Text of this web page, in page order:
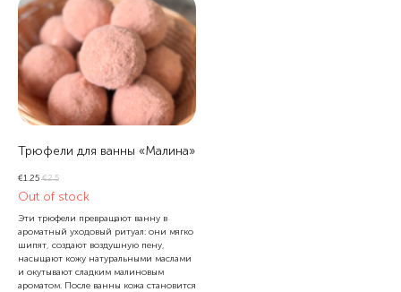
Трюфели для ванны «Малина»
€1.25 €2.5
Out of stock
Эти трюфели превращают ванну в
ароматный уходовый ритуал: они мягко
шипят, создают воздушную пену,
насыщают кожу натуральными маслами
и окутывают сладким малиновым
ароматом. После ванны кожа становится